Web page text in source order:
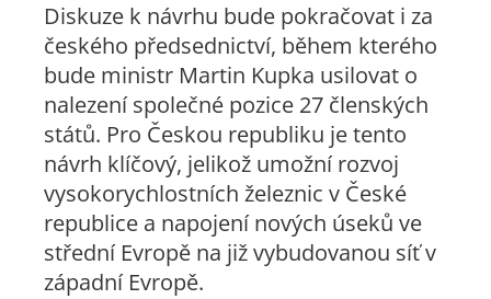
Diskuze k návrhu bude pokračovat i za
českého předsednictví, během kterého
bude ministr Martin Kupka usilovat o
nalezení společné pozice 27 členských
států. Pro Českou republiku je tento
návrh klíčový, jelikož umožní rozvoj
vysokorychlostních železnic v České
republice a napojení nových úseků ve
střední Evropě na již vybudovanou síť v
západní Evropě.